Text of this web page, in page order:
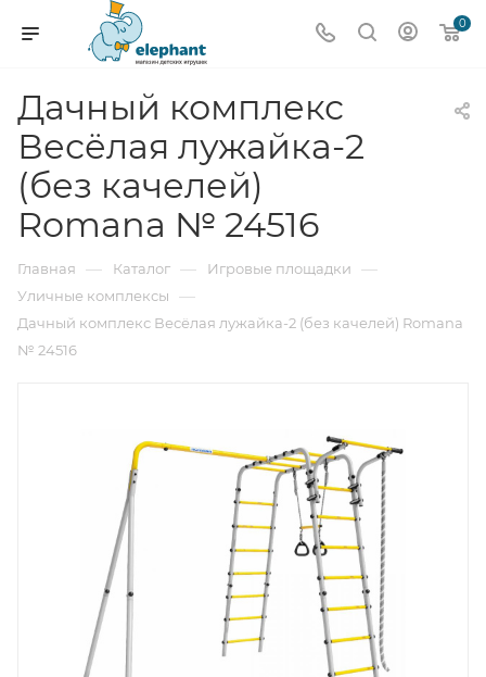
0
Дачный комплекс
Весёлая лужайка-2
(без качелей)
Romana № 24516
Главная — Каталог — Игровые площадки —
Уличные комплексы —
Дачный комплекс Весёлая лужайка-2 (без качелей) Romana
№ 24516